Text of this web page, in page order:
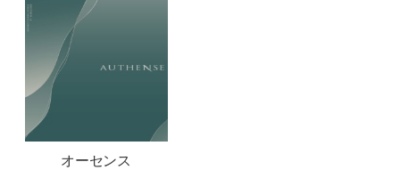
オーセンス